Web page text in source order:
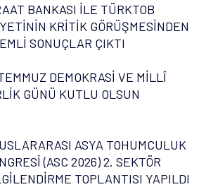
BANKASI İLE TÜRKTOB
KRİTİK GÖRÜŞMESİNDEN
SONUÇLAR ÇIKTI
DEMOKRASİ VE MİLLÎ
GÜNÜ KUTLU OLSUN
ASYA TOHUMCULUK
(ASC 2026) 2. SEKTÖR
TOPLANTISI YAPILDI